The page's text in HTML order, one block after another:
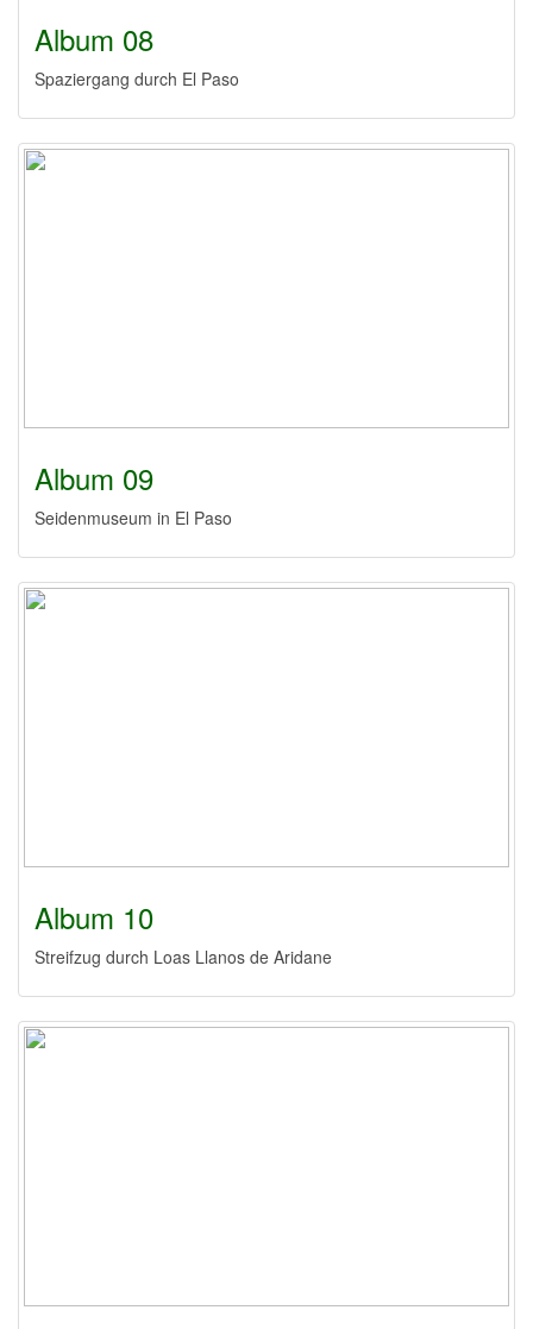
Album 08
Spaziergang durch El Paso
Album 09
Seidenmuseum in El Paso
Album 10
Streifzug durch Loas Llanos de Aridane